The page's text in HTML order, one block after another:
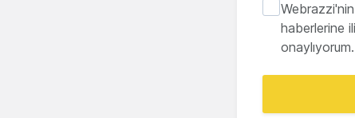
haberlerine
onaylıyorum.